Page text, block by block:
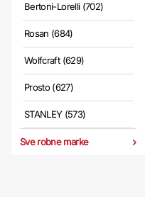
Bertoni-Lorelli (702)
Rosan (684)
Wolfcraft (629)
Prosto (627)
STANLEY (573)
Sve robne marke